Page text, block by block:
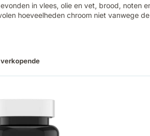
in vlees, olie en vet, brood, noten
hoeveelheden chroom niet vanwege